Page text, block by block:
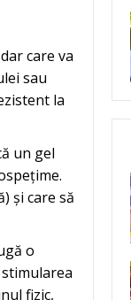
care va
sau
la
un gel
și care să
o
fizic,